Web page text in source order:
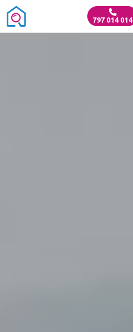
797 014 014